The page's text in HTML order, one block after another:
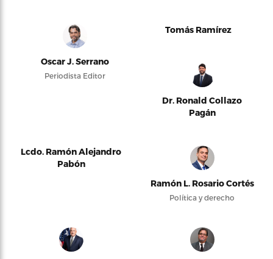
Oscar J. Serrano
Periodista Editor
Tomás Ramírez
Dr. Ronald Collazo
Pagán
Lcdo. Ramón Alejandro
Pabón
Ramón L. Rosario Cortés
Política y derecho